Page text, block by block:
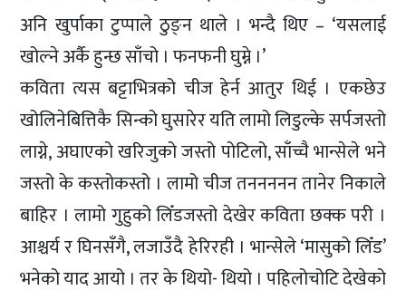
अनि खुर्पाका टुप्पाले ठुङ्न थाले । भन्दै थिए – ‘यसलाई
खोल्ने अर्कै हुन्छ साँचो । फनफनी घुम्ने ।’
कविता त्यस बट्टाभित्रको चीज हेर्न आतुर थिई । एकछेउ
खोलिनेबित्तिकै सिन्को घुसारेर यति लामो लिडुल्के सर्पजस्तो
लाग्ने, अघाएको खरिजुको जस्तो पोटिलो, साँच्चै भान्सेले भने
जस्तो के कस्तोकस्तो । लामो चीज तननननन तानेर निकाले
बाहिर । लामो गुहुको लिँडजस्तो देखेर कविता छक्क परी ।
आश्चर्य र घिनसँगै, लजाउँदै हेरिरही । भान्सेले ‘मासुको लिँड’
भनेको याद आयो । तर के थियो- थियो । पहिलोचोटि देखेको